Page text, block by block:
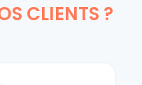
CLIENTS ?